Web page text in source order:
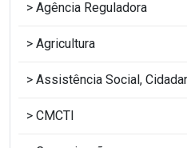
Agência Reguladora
Agricultura
Assistência Social,
CMCTI